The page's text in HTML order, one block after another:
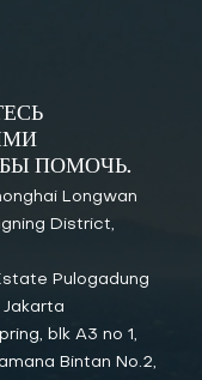
ПОМОЧЬ.
Longwan
District,
Pulogadung
Jakarta
blk A3 no 1,
Bintan No.2,